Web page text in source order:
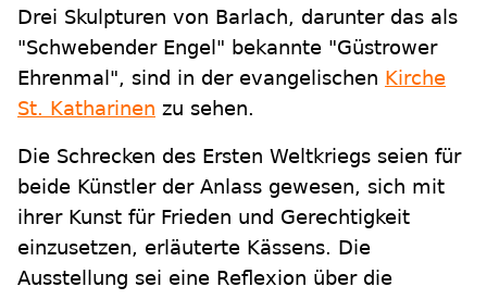
Drei Skulpturen von Barlach, darunter das als
"Schwebender Engel" bekannte "Güstrower
Ehrenmal", sind in der evangelischen Kirche
St. Katharinen zu sehen.
Die Schrecken des Ersten Weltkriegs seien für
beide Künstler der Anlass gewesen, sich mit
ihrer Kunst für Frieden und Gerechtigkeit
einzusetzen, erläuterte Kässens. Die
Ausstellung sei eine Reflexion über die